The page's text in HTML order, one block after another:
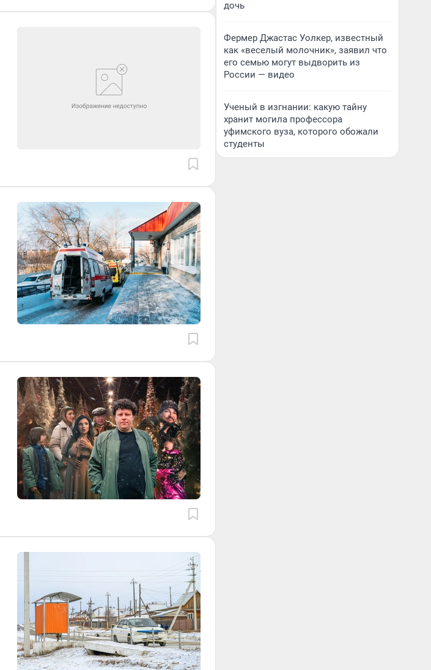
дочь
Фермер Джастас Уолкер, известный
как «веселый молочник», заявил что
его семью могут выдворить из
России — видео
Ученый в изгнании: какую тайну
хранит могила профессора
уфимского вуза, которого обожали
студенты